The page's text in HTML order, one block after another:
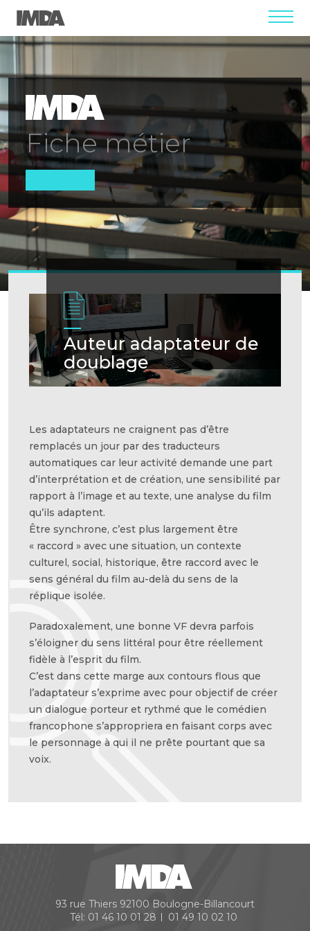
Fiche métier
Auteur adaptateur de
doublage
Les adaptateurs ne craignent pas d’être
remplacés un jour par des traducteurs
automatiques car leur activité demande une part
d’interprétation et de création, une sensibilité par
rapport à l’image et au texte, une analyse du film
qu’ils adaptent.
Être synchrone, c’est plus largement être
« raccord » avec une situation, un contexte
culturel, social, historique, être raccord avec le
sens général du film au-delà du sens de la
réplique isolée.
Paradoxalement, une bonne VF devra parfois
s’éloigner du sens littéral pour être réellement
fidèle à l’esprit du film.
C’est dans cette marge aux contours flous que
l’adaptateur s’exprime avec pour objectif de créer
un dialogue porteur et rythmé que le comédien
francophone s’appropriera en faisant corps avec
le personnage à qui il ne prête pourtant que sa
voix.
93 rue Thiers 92100 Boulogne-Billancourt
Tél: 01 46 10 01 28 01 49 10 02 10